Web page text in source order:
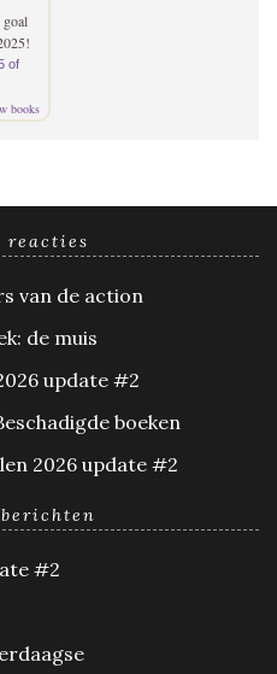
goal
of
books
reacties
van de action
de muis
update #2
boeken
2026 update #2
#2